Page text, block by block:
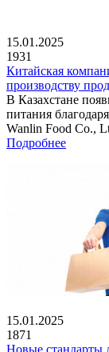
15.01.2025
1931
Китайская
производству
В Казахстане
питания
Wanlin Food Co.,
Подробнее
15.01.2025
1871
Новые стандарты